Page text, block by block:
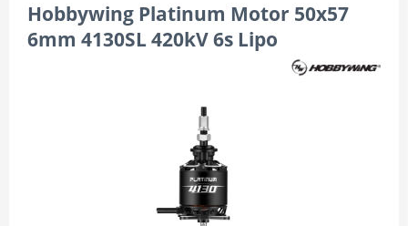
Hobbywing Platinum Motor 50x57
6mm 4130SL 420kV 6s Lipo